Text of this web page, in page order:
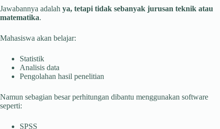
Jawabannya adalah ya, tetapi tidak sebanyak jurusan teknik atau
matematika.
Mahasiswa akan belajar:
Statistik
Analisis data
Pengolahan hasil penelitian
Namun sebagian besar perhitungan dibantu menggunakan software
seperti:
SPSS